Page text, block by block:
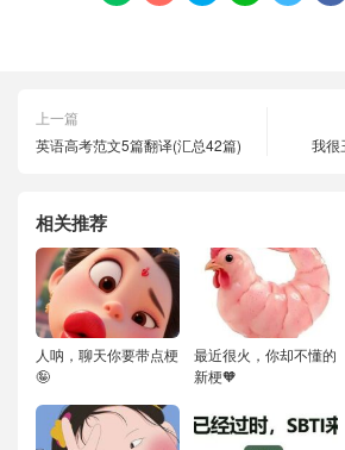
上一篇
英语高考范文5篇翻译(汇总42篇)
我很
相关推荐
人呐，聊天你要带点梗
🤪
最近很火，你却不懂的
新梗🧡